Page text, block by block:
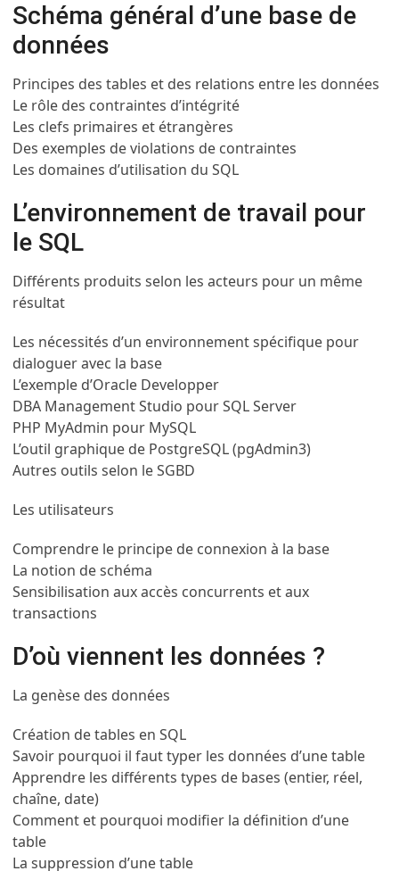
Schéma général d’une base de
données
Principes des tables et des relations entre les données
Le rôle des contraintes d’intégrité
Les clefs primaires et étrangères
Des exemples de violations de contraintes
Les domaines d’utilisation du SQL
L’environnement de travail pour
le SQL
Différents produits selon les acteurs pour un même
résultat
Les nécessités d’un environnement spécifique pour
dialoguer avec la base
L’exemple d’Oracle Developper
DBA Management Studio pour SQL Server
PHP MyAdmin pour MySQL
L’outil graphique de PostgreSQL (pgAdmin3)
Autres outils selon le SGBD
Les utilisateurs
Comprendre le principe de connexion à la base
La notion de schéma
Sensibilisation aux accès concurrents et aux
transactions
D’où viennent les données ?
La genèse des données
Création de tables en SQL
Savoir pourquoi il faut typer les données d’une table
Apprendre les différents types de bases (entier, réel,
chaîne, date)
Comment et pourquoi modifier la définition d’une
table
La suppression d’une table